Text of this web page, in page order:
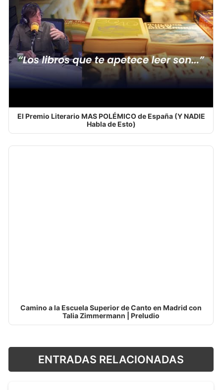
El Premio Literario MAS POLÉMICO de España (Y NADIE
Habla de Esto)
Camino a la Escuela Superior de Canto en Madrid con
Talia Zimmermann | Preludio
ENTRADAS RELACIONADAS